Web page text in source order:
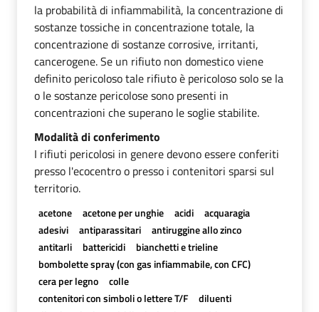
la probabilità di infiammabilità, la concentrazione di
sostanze tossiche in concentrazione totale, la
concentrazione di sostanze corrosive, irritanti,
cancerogene. Se un rifiuto non domestico viene
definito pericoloso tale rifiuto è pericoloso solo se la
o le sostanze pericolose sono presenti in
concentrazioni che superano le soglie stabilite.
Modalità di conferimento
I rifiuti pericolosi in genere devono essere conferiti
presso l'ecocentro o presso i contenitori sparsi sul
territorio.
acetone acetone per unghie acidi
acquaragia
adesivi
antiparassitari
antiruggine allo zinco
antitarli
battericidi
bianchetti e trieline
bombolette spray (con gas infiammabile, con CFC)
cera per legno
colle
contenitori con simboli o lettere T/F
diluenti